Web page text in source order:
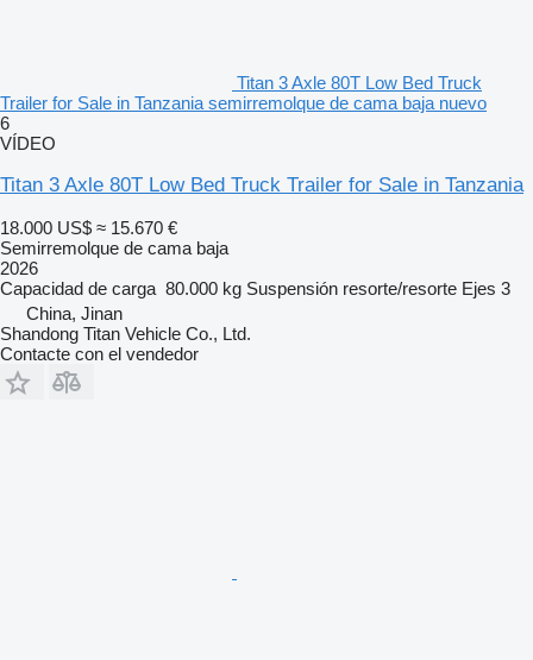
Titan 3 Axle 80T Low Bed Truck
Trailer for Sale in Tanzania semirremolque de cama baja nuevo
6
VÍDEO
Titan 3 Axle 80T Low Bed Truck Trailer for Sale in Tanzania
18.000 US$ ≈ 15.670 €
Semirremolque de cama baja
2026
Capacidad de carga 80.000 kg Suspensión resorte/resorte Ejes 3
China, Jinan
Shandong Titan Vehicle Co., Ltd.
Contacte con el vendedor